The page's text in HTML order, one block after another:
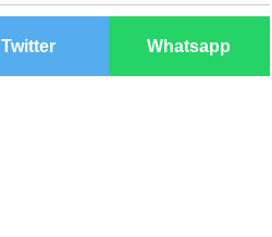
Twitter Whatsapp